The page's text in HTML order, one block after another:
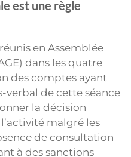
est une règle
en Assemblée
dans les quatre
des comptes ayant
verbal de cette séance
la décision
malgré les
de consultation
à des sanctions